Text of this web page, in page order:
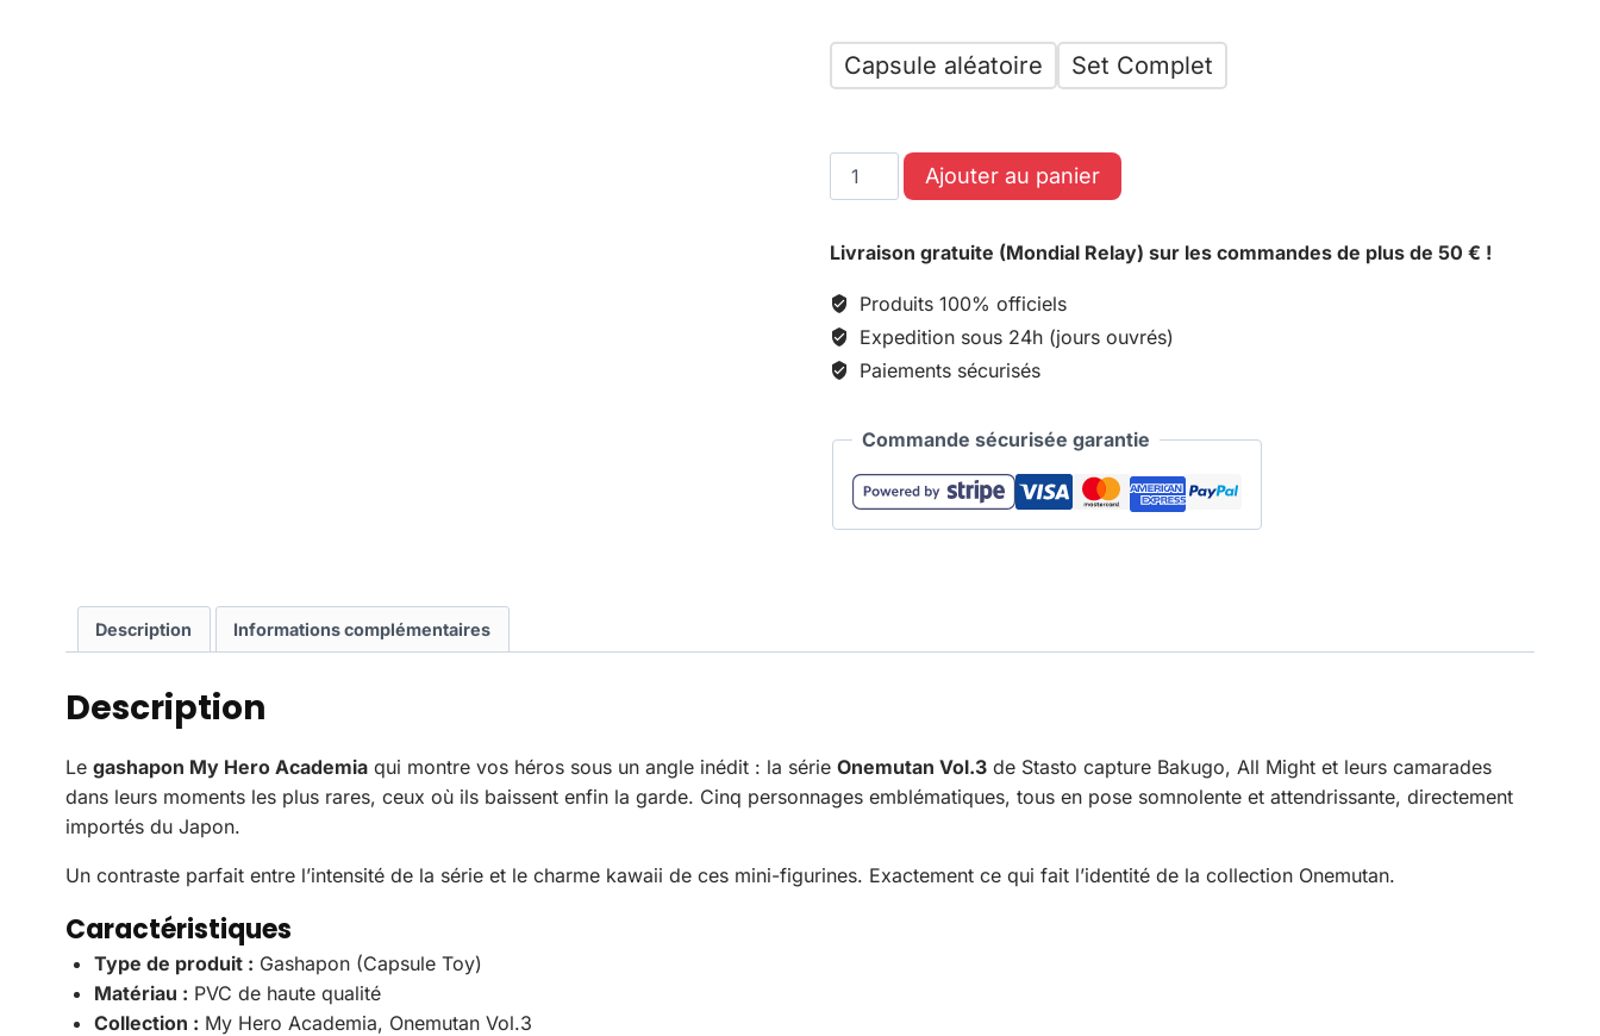
Capsule aléatoire Set Complet
Ajouter au panier
Livraison gratuite (Mondial Relay) sur les commandes de plus de 50 € !
Produits 100% officiels
Expedition sous 24h (jours ouvrés)
Paiements sécurisés
Commande sécurisée garantie
Description Informations complémentaires
Description
Le gashapon My Hero Academia qui montre vos héros sous un angle inédit : la série Onemutan Vol.3 de Stasto capture Bakugo, All Might et leurs camarades
dans leurs moments les plus rares, ceux où ils baissent enfin la garde. Cinq personnages emblématiques, tous en pose somnolente et attendrissante, directement
importés du Japon.
Un contraste parfait entre l’intensité de la série et le charme kawaii de ces mini-figurines. Exactement ce qui fait l’identité de la collection Onemutan.
Caractéristiques
Type de produit : Gashapon (Capsule Toy)
Matériau : PVC de haute qualité
Collection : My Hero Academia, Onemutan Vol.3